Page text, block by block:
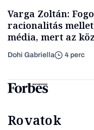
Varga Zoltán:
racionalitás
média, mert az
Dohi Gabriella 4 perc
Rovatok